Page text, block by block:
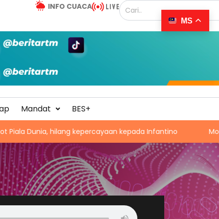
INFO CUACA
Mandat BES+
Dunia, hilang kepercayaan kepada Infantino
MS